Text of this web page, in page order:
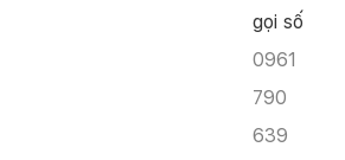
gọi số
0961
790
639